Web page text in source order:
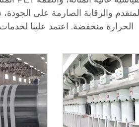
والرقابة الصارمة على
الحرارة منخفضة. اعتمد علينا